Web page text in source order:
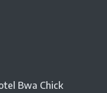
Bwa Chick